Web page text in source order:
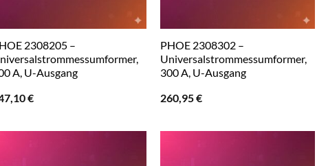
2308205 –
A, U-Ausgang
€
PHOE 2308302 –
Universalstrommessumformer,
300 A, U-Ausgang
260,95€